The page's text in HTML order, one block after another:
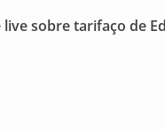
live sobre tarifaço de